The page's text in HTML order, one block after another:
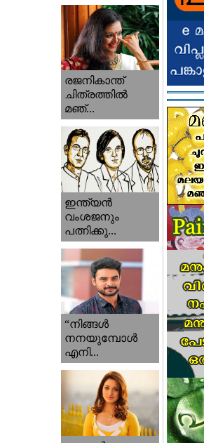
രജനികാന്ത്
ചിത്രത്തിൽ
മഞ്...
ഇന്ത്യൻ
വംശജനും
പത്നിക്കു...
“നിങ്ങള്‍
നനയുമ്പോള്‍
എനി...